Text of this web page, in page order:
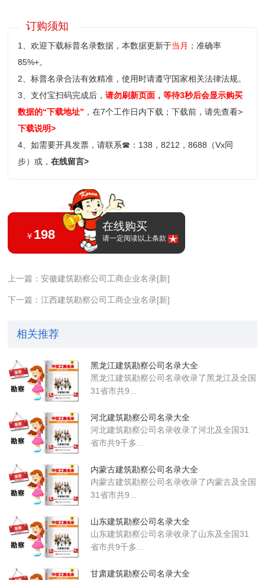
订购须知
1、欢迎下载标普名录数据，本数据更新于当月；准确率
85%+。
2、标普名录合法有效精准，使用时请遵守国家相关法律法规。
3、支付宝扫码完成后，请勿刷新页面，等待3秒后会显示购买
数据的“下载地址” ，在7个工作日内下载；下载前，请先查看>
下载说明>
4、如需要开具发票，请联系☎ ：138，8212，8688（Vx同
步）或，在线留言>
￥ 198
在线购买
请一定阅读以上条款
上一篇：安徽建筑勘察公司工商企业名录[新]
下一篇：江西建筑勘察公司工商企业名录[新]
相关推荐
黑龙江建筑勘察公司名录大全
黑龙江建筑勘察公司名录收录了黑龙江及全国
31省市共9...
河北建筑勘察公司名录大全
河北建筑勘察公司名录收录了河北及全国31
省市共9千多...
内蒙古建筑勘察公司名录大全
内蒙古建筑勘察公司名录收录了内蒙古及全国
31省市共9...
山东建筑勘察公司名录大全
山东建筑勘察公司名录收录了山东及全国31
省市共9千多...
甘肃建筑勘察公司名录大全